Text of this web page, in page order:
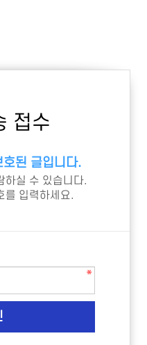
접수
호된 글입니다.
하실 수 있습니다.
를 입력하세요.